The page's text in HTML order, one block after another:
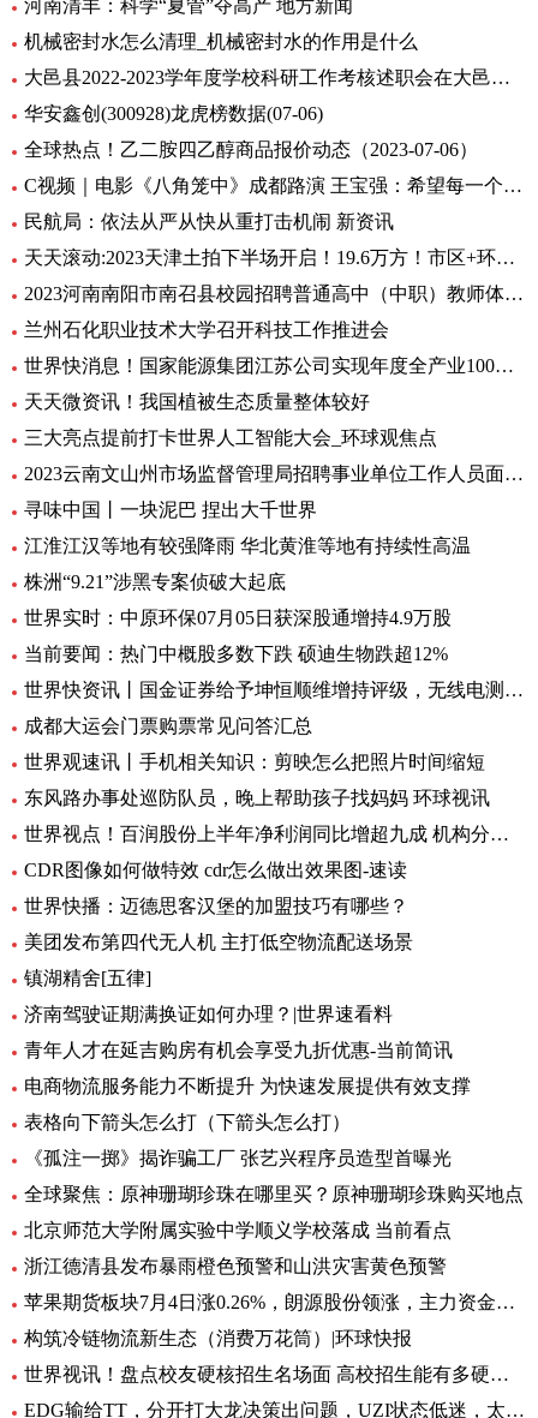
河南清丰：科学“夏管”夺高产 地方新闻
机械密封水怎么清理_机械密封水的作用是什么
大邑县2022-2023学年度学校科研工作考核述职会在大邑县北街小学举行
华安鑫创(300928)龙虎榜数据(07-06)
全球热点！乙二胺四乙醇商品报价动态（2023-07-06）
C视频｜电影《八角笼中》成都路演 王宝强：希望每一个人在艰难中，都把自己的力量激发出来
民航局：依法从严从快从重打击机闹 新资讯
天天滚动:2023天津土拍下半场开启！19.6万方！市区+环城四宗地块连挂
2023河南南阳市南召县校园招聘普通高中（中职）教师体检公告 全球消息
兰州石化职业技术大学召开科技工作推进会
世界快消息！国家能源集团江苏公司实现年度全产业100%绿电消费
天天微资讯！我国植被生态质量整体较好
三大亮点提前打卡世界人工智能大会_环球观焦点
2023云南文山州市场监督管理局招聘事业单位工作人员面试通告
寻味中国丨一块泥巴 捏出大千世界
江淮江汉等地有较强降雨 华北黄淮等地有持续性高温
株洲“9.21”涉黑专案侦破大起底
世界实时：中原环保07月05日获深股通增持4.9万股
当前要闻：热门中概股多数下跌 硕迪生物跌超12%
世界快资讯丨国金证券给予坤恒顺维增持评级，无线电测量仿真龙头，新品打开增长极
成都大运会门票购票常见问答汇总
世界观速讯丨手机相关知识：剪映怎么把照片时间缩短
东风路办事处巡防队员，晚上帮助孩子找妈妈 环球视讯
世界视点！百润股份上半年净利润同比增超九成 机构分析：强爽放量带动收入增长
CDR图像如何做特效 cdr怎么做出效果图-速读
世界快播：迈德思客汉堡的加盟技巧有哪些？
美团发布第四代无人机 主打低空物流配送场景
镇湖精舍[五律]
济南驾驶证期满换证如何办理？|世界速看料
青年人才在延吉购房有机会享受九折优惠-当前简讯
电商物流服务能力不断提升 为快速发展提供有效支撑
表格向下箭头怎么打（下箭头怎么打）
《孤注一掷》揭诈骗工厂 张艺兴程序员造型首曝光
全球聚焦：原神珊瑚珍珠在哪里买？原神珊瑚珍珠购买地点
北京师范大学附属实验中学顺义学校落成 当前看点
浙江德清县发布暴雨橙色预警和山洪灾害黄色预警
苹果期货板块7月4日涨0.26%，朗源股份领涨，主力资金净流出1357.79万元 世界速看
构筑冷链物流新生态（消费万花筒）|环球快报
世界视讯！盘点校友硬核招生名场面 高校招生能有多硬核 基本情况讲解
EDG输给TT，分开打大龙决策出问题，UZI状态低迷，太难玩了